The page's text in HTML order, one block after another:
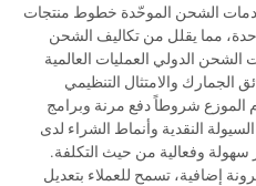
الشحن الموحّدة خطوط منتجات
مما يقلل من تكاليف الشحن
الدولي العمليات العالمية
الجمارك والامتثال التنظيمي
الموزع شروطاً دفع مرنة وبرامج
النقدية وأنماط الشراء لدى
سهولة وفعالية من حيث التكلفة.
إضافية، تسمح للعملاء بتعديل